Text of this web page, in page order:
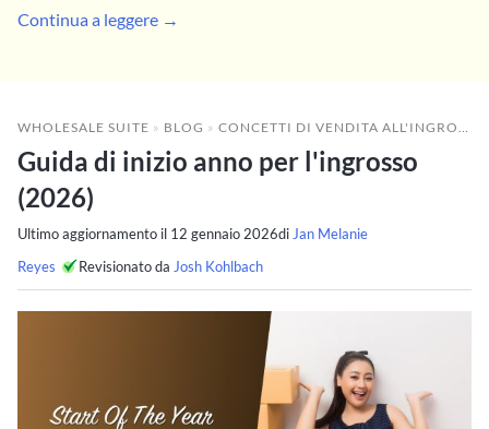
Continua a leggere →
WHOLESALE SUITE » BLOG » CONCETTI DI VENDITA ALL'INGROSSO
Guida di inizio anno per l'ingrosso
(2026)
Ultimo aggiornamento il 12 gennaio 2026di Jan Melanie
Reyes
Revisionato da Josh Kohlbach